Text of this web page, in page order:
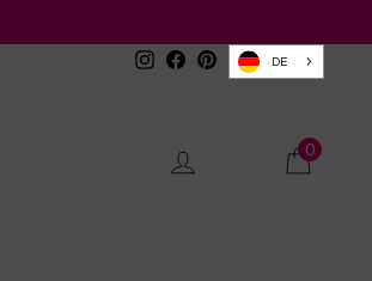
InstagramFacebookPinterestDE
0